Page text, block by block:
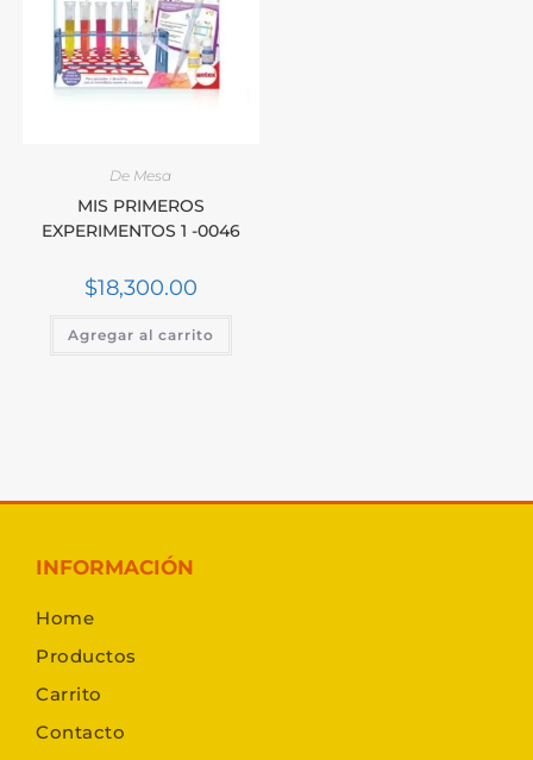
De Mesa
MIS PRIMEROS
EXPERIMENTOS 1 -0046
$18,300.00
Agregar al carrito
INFORMACIÓN
Home
Productos
Carrito
Contacto